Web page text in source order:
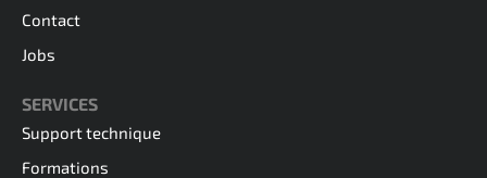
Contact
Jobs
SERVICES
Support technique
Formations